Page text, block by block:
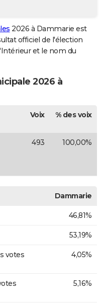
2026 à Dammarie est
officiel de l'élection
et le nom du
2026 à
Voix % des voix
493 100,00%
Dammarie
46,81%
53,19%
votes
4,05%
5,16%